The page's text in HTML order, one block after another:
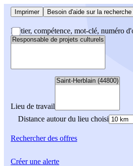
Imprimer Besoin d'aide sur la
Métier, compétence, mot-clé, numéro
Lieu de travail
Distance autour du lieu choisi
Rechercherdes offres
Créer une alerte